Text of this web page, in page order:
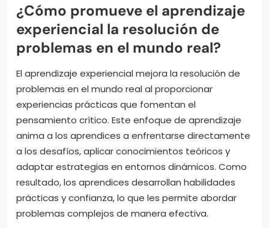
¿Cómo promueve el aprendizaje
experiencial la resolución de
problemas en el mundo real?
El aprendizaje experiencial mejora la resolución de
problemas en el mundo real al proporcionar
experiencias prácticas que fomentan el
pensamiento crítico. Este enfoque de aprendizaje
anima a los aprendices a enfrentarse directamente
a los desafíos, aplicar conocimientos teóricos y
adaptar estrategias en entornos dinámicos. Como
resultado, los aprendices desarrollan habilidades
prácticas y confianza, lo que les permite abordar
problemas complejos de manera efectiva.